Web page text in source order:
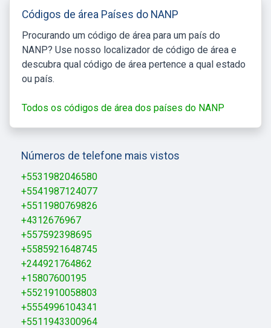
Códigos de área Países do NANP
Procurando um código de área para um país do
NANP? Use nosso localizador de código de área e
descubra qual código de área pertence a qual estado
ou país.
Todos os códigos de área dos países do NANP
Números de telefone mais vistos
+5531982046580
+5541987124077
+5511980769826
+4312676967
+557592398695
+5585921648745
+244921764862
+15807600195
+5521910058803
+5554996104341
+5511943300964